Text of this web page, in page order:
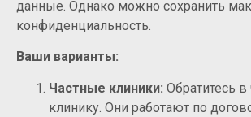
данные. Однако можно сохранить
конфиденциальность.
Ваши варианты:
Частные клиники: Обратитесь в
клинику. Они работают по